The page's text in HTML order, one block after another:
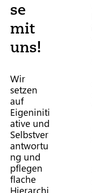
se
mit
uns!
Wir
setzen
auf
Eigeniniti
ative und
Selbstver
antwortu
ng und
pflegen
flache
Hierarchi